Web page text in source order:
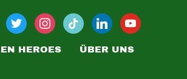
HEROES ÜBER UNS